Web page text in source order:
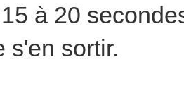
à 20
s'en sortir.